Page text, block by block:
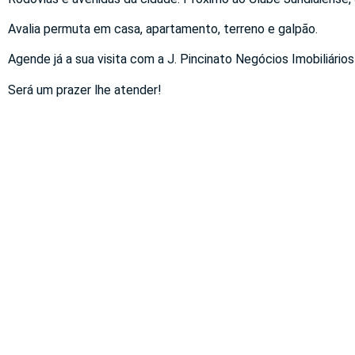
Avalia permuta em casa, apartamento, terreno e galpão.
Agende já a sua visita com a J. Pincinato Negócios
Será um prazer lhe atender!